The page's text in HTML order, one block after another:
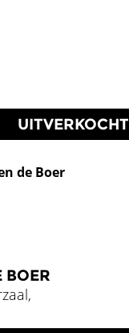
UITVERKOCHT
BOER